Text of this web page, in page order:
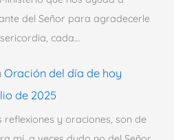
del Señor para agradecerle
cada…
Oración del día de hoy
de 2025
reflexiones y oraciones, son de